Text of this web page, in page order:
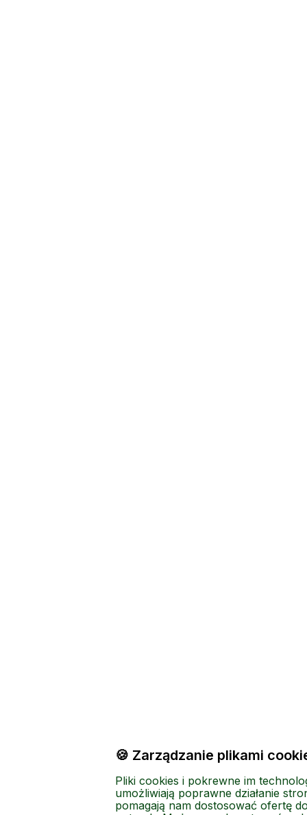
🍪 Zarządzanie plikami
Pliki cookies i pokrewne im
umożliwiają poprawne działanie
pomagają nam dostosować ofertę